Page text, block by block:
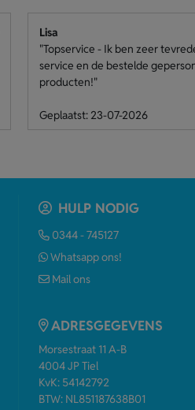
Lisa
"Topservice - Ik ben zeer
service en de bestelde
producten!"
Geplaatst: 23-07-2026
HULP NODIG
0344 - 745127
Whatsapp ons!
Mail ons
ADRESGEGEVENS
Morsestraat 11 A-B
4004 JP Tiel
KvK: 54142792
BTW: NL851187638B01